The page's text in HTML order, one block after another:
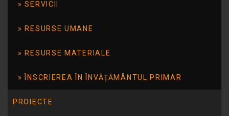
SERVICII
RESURSE UMANE
RESURSE MATERIALE
ÎNSCRIEREA ÎN ÎNVĂȚĂMÂNTUL PRIMAR
PROIECTE
Doina, profesor Mirela Toderaş, profesor
profesor Sofica Cornea şi alte cadre didactice,
călătorie cu Arlechino” prezentată de trupa
„Magic Art”.